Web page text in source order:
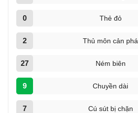
0 Thẻ đỏ
2 Thủ môn cản phá
27 Ném biên
9 Chuyền dài
7 Cú sút bị chặn